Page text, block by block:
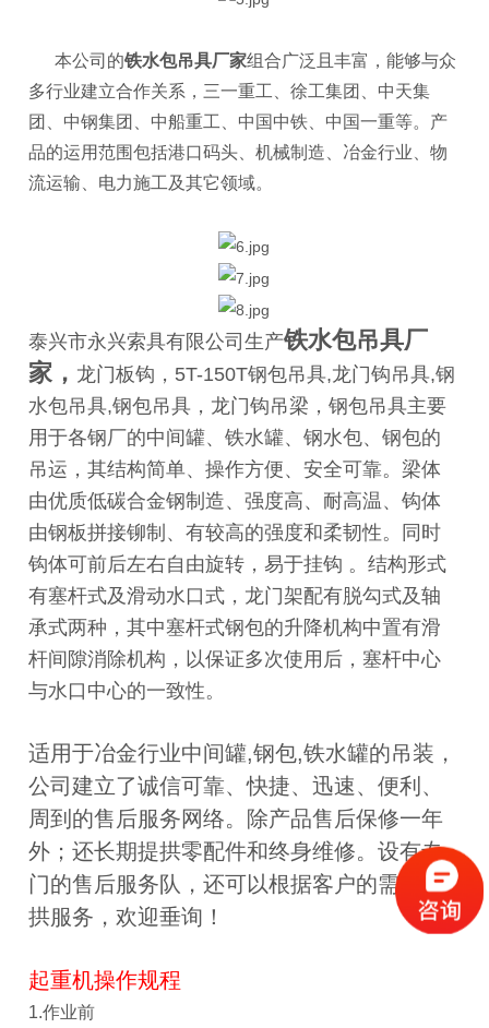
本公司的铁水包吊具厂家组合广泛且丰富，能够与众
多行业建立合作关系，三一重工、徐工集团、中天集
团、中钢集团、中船重工、中国中铁、中国一重等。产
品的运用范围包括港口码头、机械制造、冶金行业、物
流运输、电力施工及其它领域。
泰兴市永兴索具有限公司生产铁水包吊具厂
家 ， 龙门板钩，5T-150T钢包吊具,龙门钩吊具,钢
水包吊具,钢包吊具，龙门钩吊梁，钢包吊具主要
用于各钢厂的中间罐、铁水罐、钢水包、钢包的
吊运，其结构简单、操作方便、安全可靠。梁体
由优质低碳合金钢制造、强度高、耐高温、钩体
由钢板拼接铆制、有较高的强度和柔韧性。同时
钩体可前后左右自由旋转，易于挂钩 。结构形式
有塞杆式及滑动水口式，龙门架配有脱勾式及轴
承式两种，其中塞杆式钢包的升降机构中置有滑
杆间隙消除机构，以保证多次使用后，塞杆中心
与水口中心的一致性。
适用于冶金行业中间罐,钢包,铁水罐的吊装，
公司建立了诚信可靠、快捷、迅速、便利、
周到的售后服务网络。除产品售后保修一年
外；还长期提拱零配件和终身维修。设有专
门的售后服务队，还可以根据客户的需要提
拱服务，欢迎垂询！
起重机操作规程
1.作业前